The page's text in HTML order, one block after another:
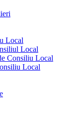
Local
Local
Consiliu Local
Local